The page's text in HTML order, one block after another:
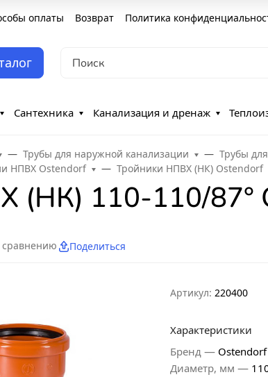
оплаты Возврат Политика
Сантехника Канализация и дренаж
Трубы для наружной канализации
Трубы
НПВХ Ostendorf
Тройники НПВХ (НК) Ostendorf
(НК) 110-110/87°
сравнению Поделиться
Артикул: 220400
Характеристики
Бренд — Ostendorf
Диаметр, мм —